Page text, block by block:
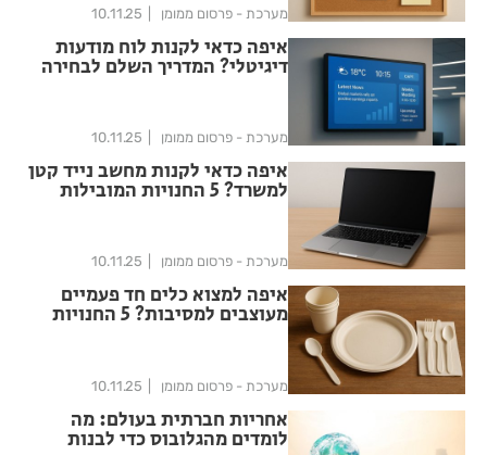
מערכת - פרסום ממומן 10.11.25
איפה כדאי לקנות לוח מודעות
דיגיטלי? המדריך השלם לבחירה
מערכת - פרסום ממומן 10.11.25
איפה כדאי לקנות מחשב נייד קטן
למשרד? 5 החנויות המובילות
מערכת - פרסום ממומן 10.11.25
איפה למצוא כלים חד פעמיים
מעוצבים למסיבות? 5 החנויות
מערכת - פרסום ממומן 10.11.25
אחריות חברתית בעולם: מה
לומדים מהגלובוס כדי לבנות